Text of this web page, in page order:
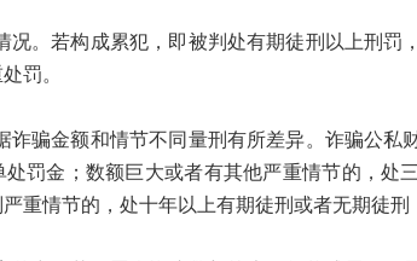
若构成累犯，即被判处有期徒刑以上刑罚
罚。
金额和情节不同量刑有所差异。诈骗公私
罚金；数额巨大或者有其他严重情节的，处
重情节的，处十年以上有期徒刑或者无期徒刑